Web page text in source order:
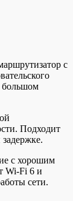
с
большом
Подходит
с хорошим
Wi-Fi 6 и
сети.